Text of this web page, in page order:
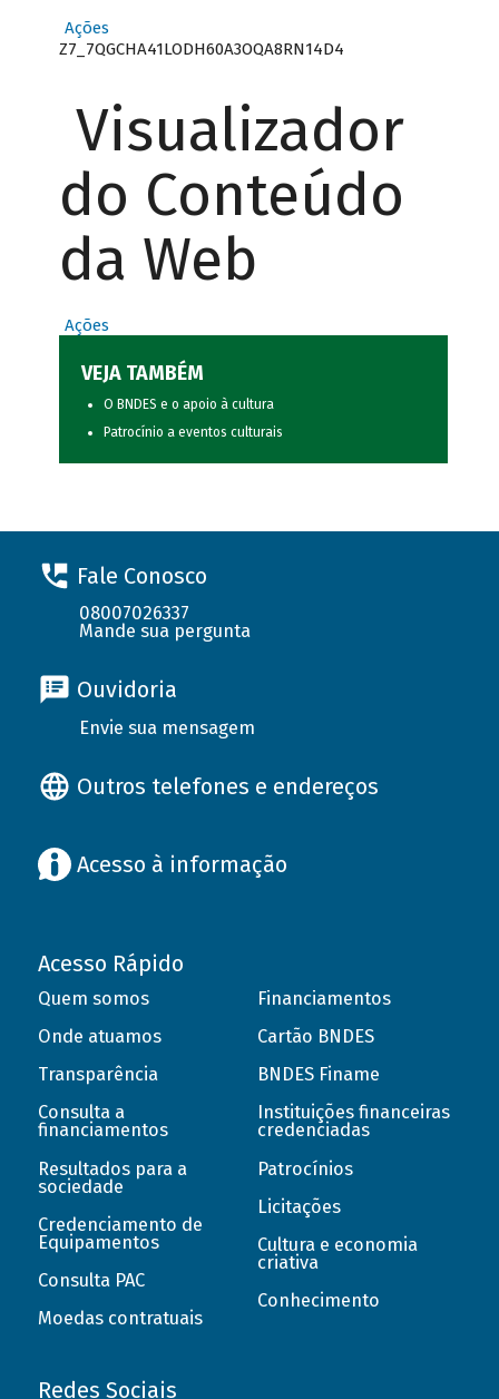
Ações
Z7_7QGCHA41LODH60A3OQA8RN14D4
Visualizador
do Conteúdo
da Web
Ações
VEJA TAMBÉM
O BNDES e o apoio à cultura
Patrocínio a eventos culturais
Fale Conosco
08007026337
Mande sua pergunta
Ouvidoria
Envie sua mensagem
Outros telefones e endereços
Acesso à informação
Acesso Rápido
Quem somos
Onde atuamos
Transparência
Consulta a
financiamentos
Resultados para a
sociedade
Credenciamento de
Equipamentos
Consulta PAC
Moedas contratuais
Financiamentos
Cartão BNDES
BNDES Finame
Instituições financeiras
credenciadas
Patrocínios
Licitações
Cultura e economia
criativa
Conhecimento
Redes Sociais